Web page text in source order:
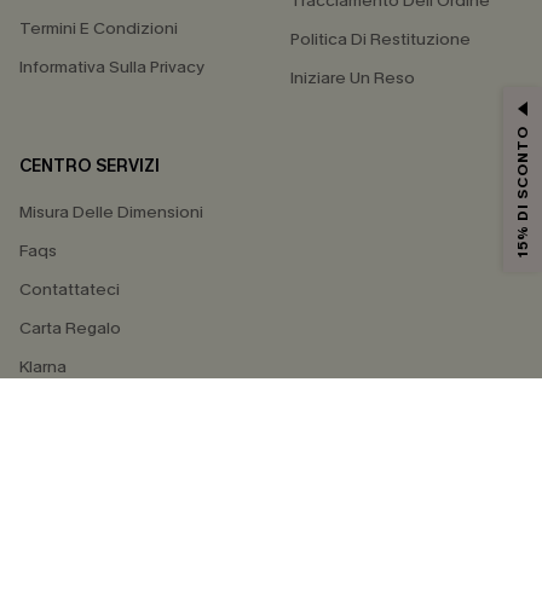
Termini E Condizioni
Informativa Sulla Privacy
Politica Di Restituzione
Iniziare Un Reso
CENTRO SERVIZI
Misura Delle Dimensioni
Faqs
Contattateci
Carta Regalo
Klarna
15% DI SCONTO